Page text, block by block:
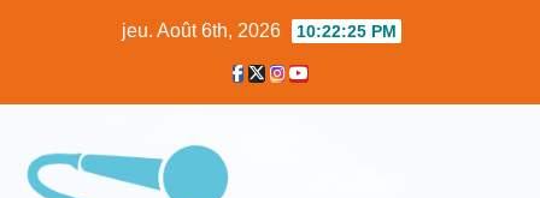
jeu. Août 6th, 2026 10:22:26 PM